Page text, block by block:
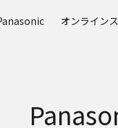
オンライン